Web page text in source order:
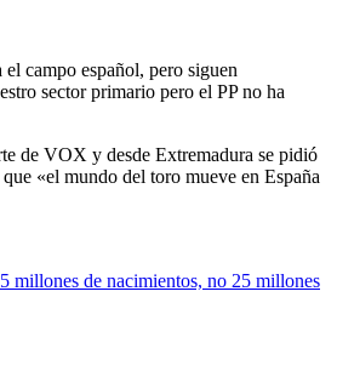
campo español, pero siguen
sector primario pero el PP no ha
de VOX y desde Extremadura se pidió
«el mundo del toro mueve en España
millones de nacimientos, no 25 millones